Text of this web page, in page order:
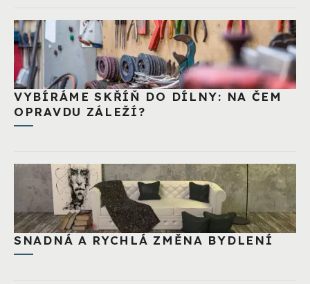
VYBÍRÁME SKŘÍŇ DO DÍLNY: NA ČEM
OPRAVDU ZÁLEŽÍ?
SNADNÁ A RYCHLÁ ZMĚNA BYDLENÍ